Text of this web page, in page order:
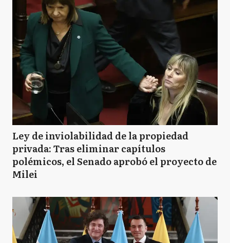
Ley de inviolabilidad de la propiedad
privada: Tras eliminar capítulos
polémicos, el Senado aprobó el proyecto de
Milei